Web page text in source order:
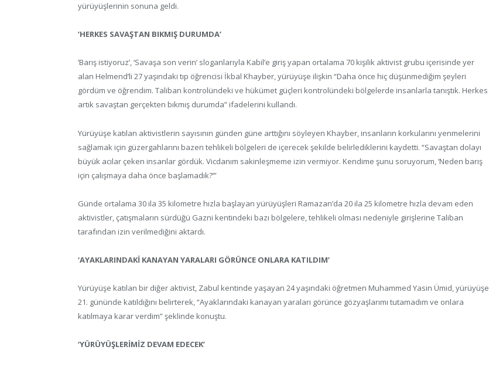
yürüyüşlerinin sonuna geldi.
‘HERKES SAVAŞTAN BIKMIŞ DURUMDA’
’Barış istiyoruz’, ‘Savaşa son verin’ sloganlarıyla Kabil’e giriş yapan ortalama 70 kişilik aktivist grubu içerisinde yer
alan Helmend’li 27 yaşındaki tıp öğrencisi İkbal Khayber, yürüyüşe ilişkin “Daha önce hiç düşünmediğim şeyleri
gördüm ve öğrendim. Taliban kontrolündeki ve hükümet güçleri kontrolündeki bölgelerde insanlarla tanıştık. Herkes
artık savaştan gerçekten bıkmış durumda” ifadelerini kullandı.
Yürüyüşe katılan aktivistlerin sayısının günden güne arttığını söyleyen Khayber, insanların korkularını yenmelerini
sağlamak için güzergahlarını bazen tehlikeli bölgeleri de içerecek şekilde belirlediklerini kaydetti. “Savaştan dolayı
büyük acılar çeken insanlar gördük. Vicdanım sakinleşmeme izin vermiyor. Kendime şunu soruyorum, ’Neden barış
için çalışmaya daha önce başlamadık?’”
Günde ortalama 30 ila 35 kilometre hızla başlayan yürüyüşleri Ramazan’da 20 ila 25 kilometre hızla devam eden
aktivistler, çatışmaların sürdüğü Gazni kentindeki bazı bölgelere, tehlikeli olması nedeniyle girişlerine Taliban
tarafından izin verilmediğini aktardı.
‘AYAKLARINDAKİ KANAYAN YARALARI GÖRÜNCE ONLARA KATILDIM’
Yürüyüşe katılan bir diğer aktivist, Zabul kentinde yaşayan 24 yaşındaki öğretmen Muhammed Yasin Ümid, yürüyüşe
21. gününde katıldığını belirterek, “Ayaklarındaki kanayan yaraları görünce gözyaşlarımı tutamadım ve onlara
katılmaya karar verdim” şeklinde konuştu.
‘YÜRÜYÜŞLERİMİZ DEVAM EDECEK’